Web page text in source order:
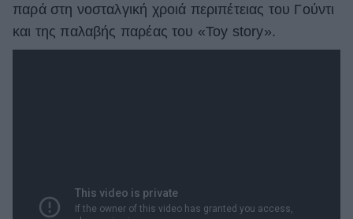
ΒΟΞ
Hautes Grecians
παρά στη νοσταλγική χροιά περιπέτειας του Γούντι
και της παλαβής παρέας του «Toy story».